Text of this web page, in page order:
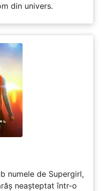
din univers.
numele de Supergirl,
neașteptat într-o